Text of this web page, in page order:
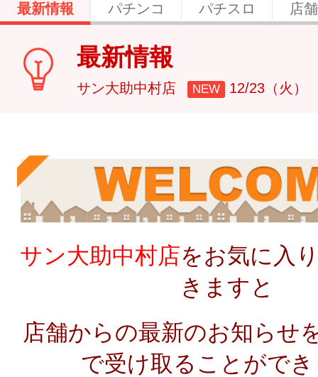
最新情報 パチンコ パチスロ 店
最新情報
サン大助中村店 NEW 12/23（火）
サン大助中村店をお気に入
きますと
店舗からの最新のお知らせ
で受け取ることがで